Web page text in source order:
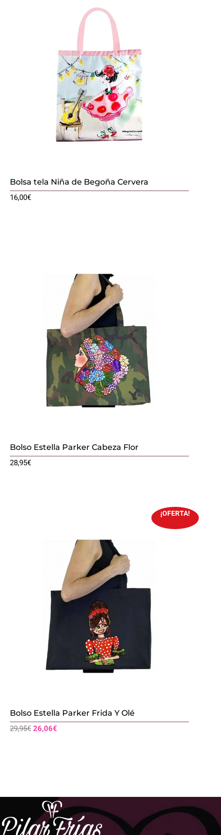
Bolsa tela Niña de Begoña Cervera
16,00€
Bolso Estella Parker Cabeza Flor
28,95€
¡OFERTA!
Bolso Estella Parker Frida Y Olé
29,95€ El
26,06€